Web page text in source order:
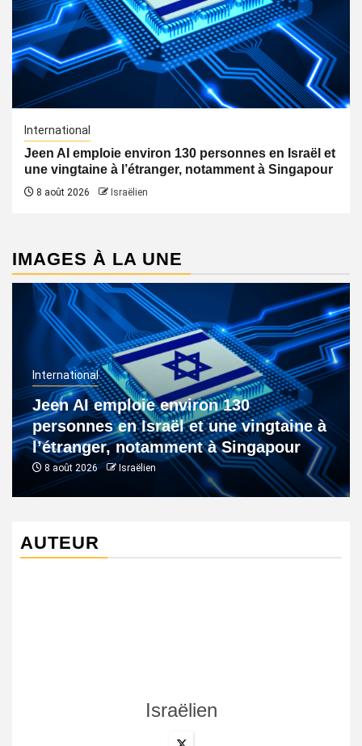
International
Jeen AI emploie environ 130 personnes en Israël et
une vingtaine à l’étranger, notamment à Singapour
8 août 2026 Israëlien
IMAGES À LA UNE
International
Jeen AI emploie environ 130
personnes en Israël et une vingtaine à
l’étranger, notamment à Singapour
8 août 2026 Israëlien
AUTEUR
Israëlien